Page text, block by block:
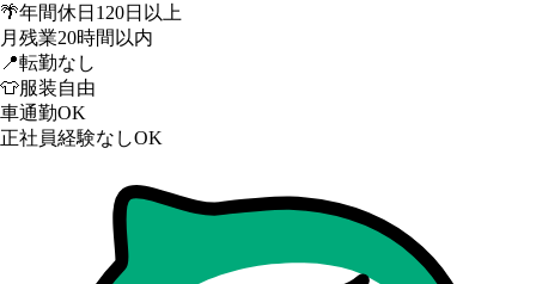
🌴年間休日120日以上
月残業20時間以内
📍転勤なし
👕服装自由
車通勤OK
正社員経験なしOK